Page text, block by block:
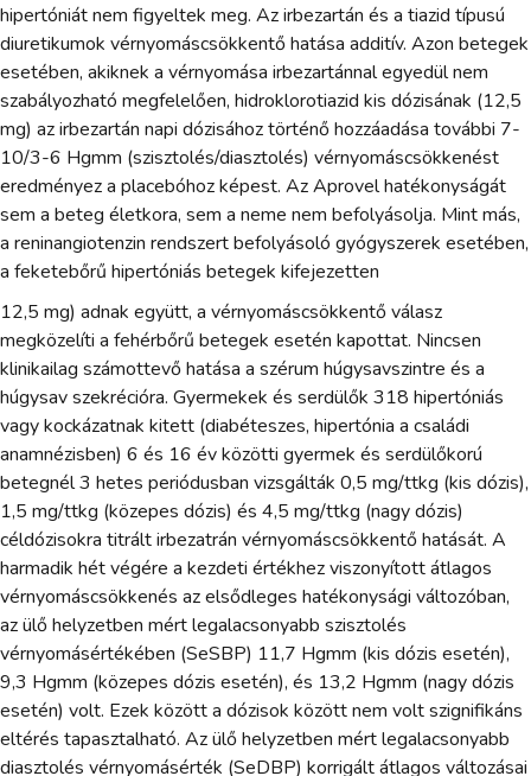
hipertóniát nem figyeltek meg. Az irbezartán és a tiazid típusú
diuretikumok vérnyomáscsökkentő hatása additív. Azon betegek
esetében, akiknek a vérnyomása irbezartánnal egyedül nem
szabályozható megfelelően, hidroklorotiazid kis dózisának (12,5
mg) az irbezartán napi dózisához történő hozzáadása további 7-
10/3-6 Hgmm (szisztolés/diasztolés) vérnyomáscsökkenést
eredményez a placebóhoz képest. Az Aprovel hatékonyságát
sem a beteg életkora, sem a neme nem befolyásolja. Mint más,
a reninangiotenzin rendszert befolyásoló gyógyszerek esetében,
a feketebőrű hipertóniás betegek kifejezetten
12,5 mg) adnak együtt, a vérnyomáscsökkentő válasz
megközelíti a fehérbőrű betegek esetén kapottat. Nincsen
klinikailag számottevő hatása a szérum húgysavszintre és a
húgysav szekrécióra. Gyermekek és serdülők 318 hipertóniás
vagy kockázatnak kitett (diabéteszes, hipertónia a családi
anamnézisben) 6 és 16 év közötti gyermek és serdülőkorú
betegnél 3 hetes periódusban vizsgálták 0,5 mg/ttkg (kis dózis),
1,5 mg/ttkg (közepes dózis) és 4,5 mg/ttkg (nagy dózis)
céldózisokra titrált irbezatrán vérnyomáscsökkentő hatását. A
harmadik hét végére a kezdeti értékhez viszonyított átlagos
vérnyomáscsökkenés az elsődleges hatékonysági változóban,
az ülő helyzetben mért legalacsonyabb szisztolés
vérnyomásértékében (SeSBP) 11,7 Hgmm (kis dózis esetén),
9,3 Hgmm (közepes dózis esetén), és 13,2 Hgmm (nagy dózis
esetén) volt. Ezek között a dózisok között nem volt szignifikáns
eltérés tapasztalható. Az ülő helyzetben mért legalacsonyabb
diasztolés vérnyomásérték (SeDBP) korrigált átlagos változásai